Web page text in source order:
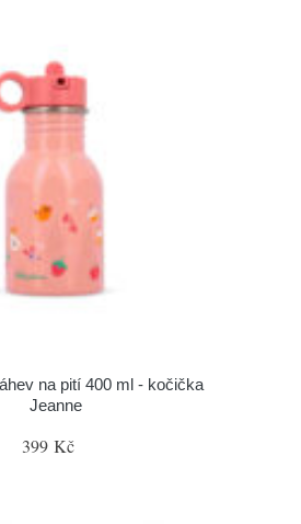
na pití 400 ml - kočička
Jeanne
399 Kč